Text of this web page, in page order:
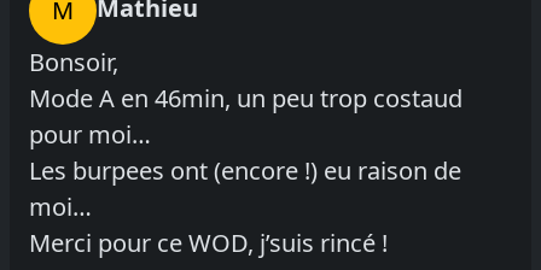
M
Mathieu
Bonsoir,
Mode A en 46min, un peu trop costaud
pour moi…
Les burpees ont (encore !) eu raison de
moi…
Merci pour ce WOD, j’suis rincé !